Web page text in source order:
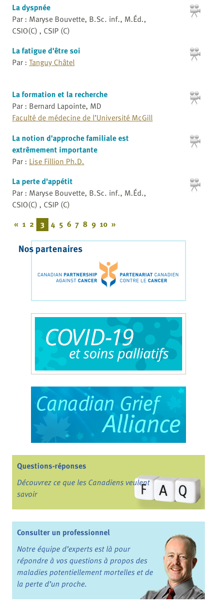
La dyspnée
Par : Maryse Bouvette, B.Sc. inf., M.Éd.,
CSIO(C) , CSIP (C)
La fatigue d'être soi
Par : Tanguy Châtel
La formation et la recherche
Par : Bernard Lapointe, MD
Faculté de médecine de l’Université McGill
La notion d'approche familiale est
extrêmement importante
Par : Lise Fillion Ph.D.
La perte d'appétit
Par : Maryse Bouvette, B.Sc. inf., M.Éd.,
CSIO(C) , CSIP (C)
« 1 2 3 4 5 6 7 8 9 10 »
Nos partenaires
Questions-réponses
Découvrez ce que les Canadiens veulent
savoir
Consulter un professionnel
Notre équipe d’experts est là pour
répondre à vos questions à propos des
maladies potentiellement mortelles et de
la perte d’un proche.